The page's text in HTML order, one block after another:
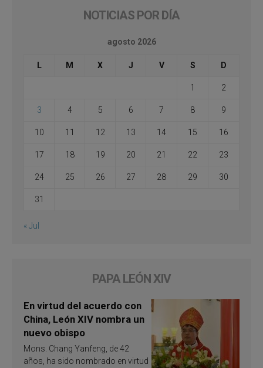
NOTICIAS POR DÍA
agosto 2026
L M X J V S D
1 2
3 4 5 6 7 8 9
10 11 12 13 14 15 16
17 18 19 20 21 22 23
24 25 26 27 28 29 30
31
« Jul
PAPA LEÓN XIV
En virtud del acuerdo con
China, León XIV nombra un
nuevo obispo
Mons. Chang Yanfeng, de 42
años, ha sido nombrado en virtud